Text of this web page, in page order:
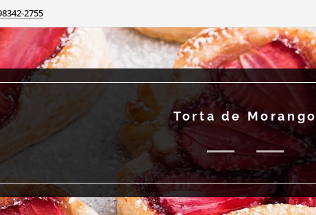
2755
Torta de Morango